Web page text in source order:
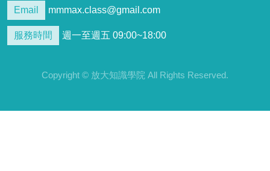
Email mmmax.class@gmail.com
服務時間 週一至週五 09:00~18:00
Copyright © 放大知識學院 All Rights Reserved.